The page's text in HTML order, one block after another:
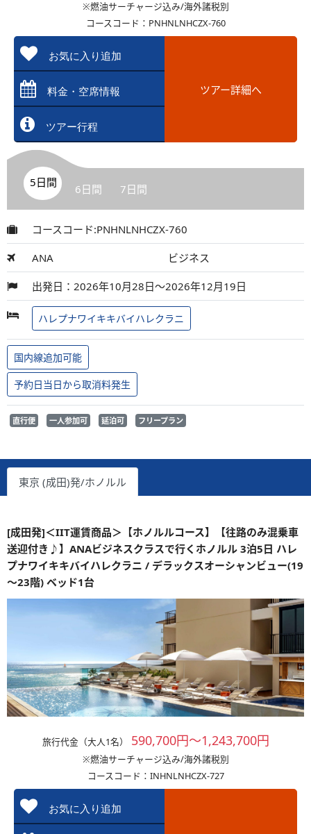
※燃油サーチャージ込み/海外諸税別
コースコード：PNHNLNHCZX-760
お気に入り追加
料金・空席情報
ツアー行程
ツアー詳細へ
5日間 6日間 7日間
コースコード:PNHNLNHCZX-760
ANA ビジネス
出発日：2026年10月28日～2026年12月19日
ハレプナワイキキバイハレクラニ
国内線追加可能
予約日当日から取消料発生
直行便 一人参加可 延泊可 フリープラン
東京 (成田)発/ホノルル
[成田発]＜IIT運賃商品＞【ホノルルコース】【往路のみ混乗車
送迎付き♪】ANAビジネスクラスで行くホノルル 3泊5日 ハレ
プナワイキキバイハレクラニ / デラックスオーシャンビュー(19
～23階) ベッド1台
旅行代金（大人1名） 590,700円～1,243,700円
※燃油サーチャージ込み/海外諸税別
コースコード：INHNLNHCZX-727
お気に入り追加